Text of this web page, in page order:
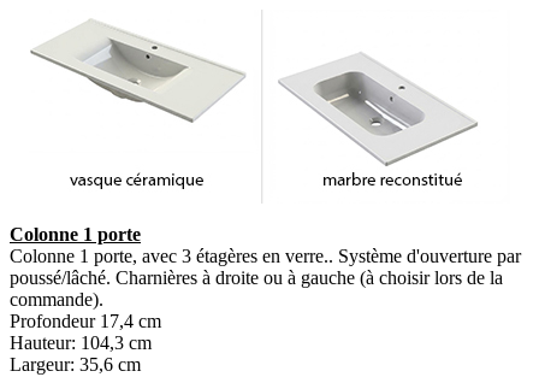
Colonne 1 porte
Colonne 1 porte, avec 3 étagères en verre.. Système d'ouverture par
poussé/lâché. Charnières à droite ou à gauche (à choisir lors de la
commande).
Profondeur 17,4 cm
Hauteur: 104,3 cm
Largeur: 35,6 cm